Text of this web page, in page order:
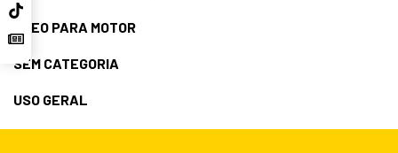
ÓLEO PARA MOTOR
SEM CATEGORIA
USO GERAL